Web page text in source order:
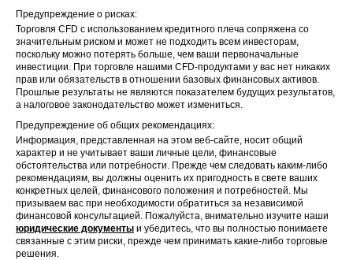
Предупреждение о рисках:
Торговля CFD с использованием кредитного плеча сопряжена со
значительным риском и может не подходить всем инвесторам,
поскольку можно потерять больше, чем ваши первоначальные
инвестиции. При торговле нашими CFD-продуктами у вас нет никаких
прав или обязательств в отношении базовых финансовых активов.
Прошлые результаты не являются показателем будущих результатов,
а налоговое законодательство может измениться.
Предупреждение об общих рекомендациях:
Информация, представленная на этом веб-сайте, носит общий
характер и не учитывает ваши личные цели, финансовые
обстоятельства или потребности. Прежде чем следовать каким-либо
рекомендациям, вы должны оценить их пригодность в свете ваших
конкретных целей, финансового положения и потребностей. Мы
призываем вас при необходимости обратиться за независимой
финансовой консультацией. Пожалуйста, внимательно изучите наши
юридические документы и убедитесь, что вы полностью понимаете
связанные с этим риски, прежде чем принимать какие-либо торговые
решения.